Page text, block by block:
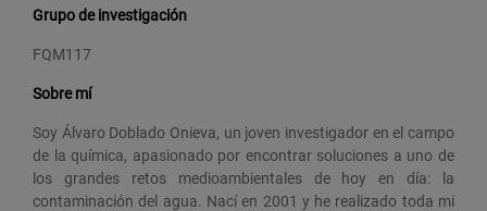
Grupo de investigación
FQM117
Sobre mí
Soy Álvaro Doblado Onieva, un joven investigador en el campo
de la química, apasionado por encontrar soluciones a uno de
los grandes retos medioambientales de hoy en día: la
contaminación del agua. Nací en 2001 y he realizado toda mi